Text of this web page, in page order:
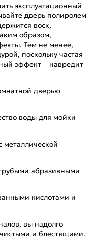
эксплуатационный
дверь полиролем
воск,
образом,
Тем не менее,
поскольку частая
эффект – навредит
дверью
воды для мойки
металлической
абразивными
кислотами и
вы надолго
и блестящими.